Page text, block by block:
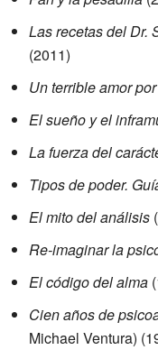
Las recetas del Dr.
(2011)
Un terrible amor
El sueño y el
La fuerza del
Tipos de poder.
El mito del análisis
Re-imaginar la
El código del alma
Cien años de
Michael Ventura)